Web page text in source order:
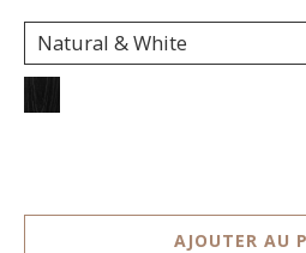
Natural & White
AJOUTER AU